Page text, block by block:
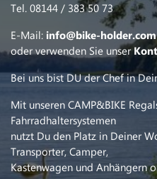
Tel. 08144 / 383 50 73
E-Mail: info@bike-holder.com
oder verwenden Sie unser
Bei uns bist DU der Chef in
Mit unseren CAMP&BIKE
Fahrradhaltersystemen
nutzt Du den Platz in Deiner
Transporter, Camper,
Kastenwagen und Anhängern